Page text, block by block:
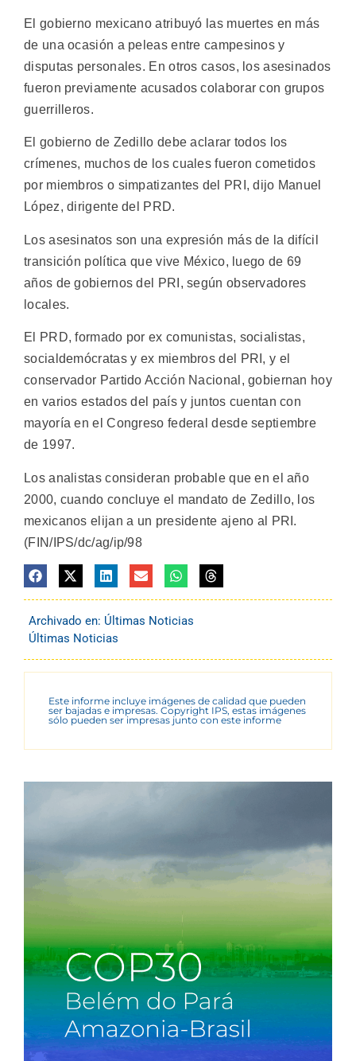
El gobierno mexicano atribuyó las muertes en más
de una ocasión a peleas entre campesinos y
disputas personales. En otros casos, los asesinados
fueron previamente acusados colaborar con grupos
guerrilleros.
El gobierno de Zedillo debe aclarar todos los
crímenes, muchos de los cuales fueron cometidos
por miembros o simpatizantes del PRI, dijo Manuel
López, dirigente del PRD.
Los asesinatos son una expresión más de la difícil
transición política que vive México, luego de 69
años de gobiernos del PRI, según observadores
locales.
El PRD, formado por ex comunistas, socialistas,
socialdemócratas y ex miembros del PRI, y el
conservador Partido Acción Nacional, gobiernan hoy
en varios estados del país y juntos cuentan con
mayoría en el Congreso federal desde septiembre
de 1997.
Los analistas consideran probable que en el año
2000, cuando concluye el mandato de Zedillo, los
mexicanos elijan a un presidente ajeno al PRI.
(FIN/IPS/dc/ag/ip/98
Archivado en: Últimas Noticias
Últimas Noticias
Este informe incluye imágenes de calidad que pueden
ser bajadas e impresas. Copyright IPS, estas imágenes
sólo pueden ser impresas junto con este informe